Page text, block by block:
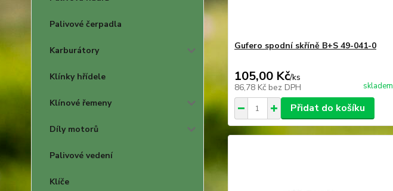
Palivové čerpadla
Karburátory
Klínky hřídele
Klínové řemeny
Díly motorů
Palivové vedení
Klíče
Gufero spodní skříně B+S 49-041-0
105,00 Kč/ks
86,78 Kč bez DPH skladem
Přidat do košíku